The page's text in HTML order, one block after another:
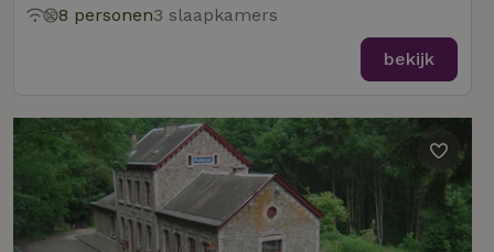
8 personen3 slaapkamers
bekijk